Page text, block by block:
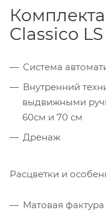
Classico LS
Система
Внутренний
выдвижными
60см и 70 см
Дренаж
Расцветки и
Матовая